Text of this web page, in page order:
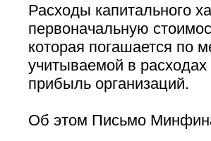
Расходы капитального
первоначальную
которая погашается по
учитываемой в
прибыль организаций.
Об этом Письмо